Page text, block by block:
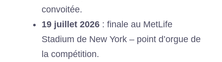
convoitée.
19 juillet 2026 : finale au MetLife
Stadium de New York – point d’orgue de
la compétition.